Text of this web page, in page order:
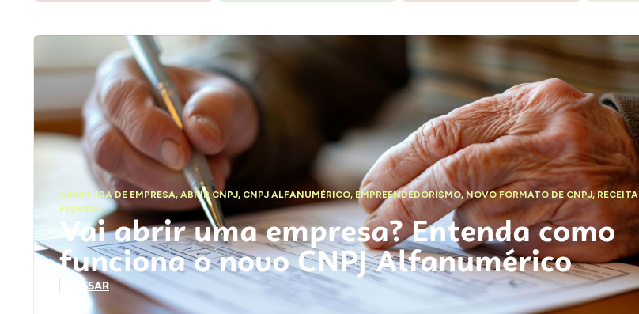
ABERTURA DE EMPRESA,ABRIR CNPJ, CNPJ ALFANUMÉRICO, EMPREENDEDORISMO,NOVO FORMATO DE CNPJ,RECEITA
FEDERAL
Vai abrir uma empresa? Entenda como
funciona o novo CNPJ Alfanumérico
ACESSAR